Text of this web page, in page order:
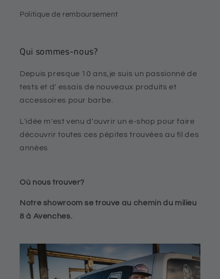
Politique de remboursement
Qui sommes-nous?
Depuis presque 10 ans,je suis un passionné de
tests et d' essais de nouveaux produits et
accessoires pour barbe.
L'idée m'est venu d'ouvrir un e-shop pour faire
découvrir toutes ces pépites trouvées au fil des
années
Où nous trouver?
Notre showroom se trouve au chemin du milieu
8 à Avenches.